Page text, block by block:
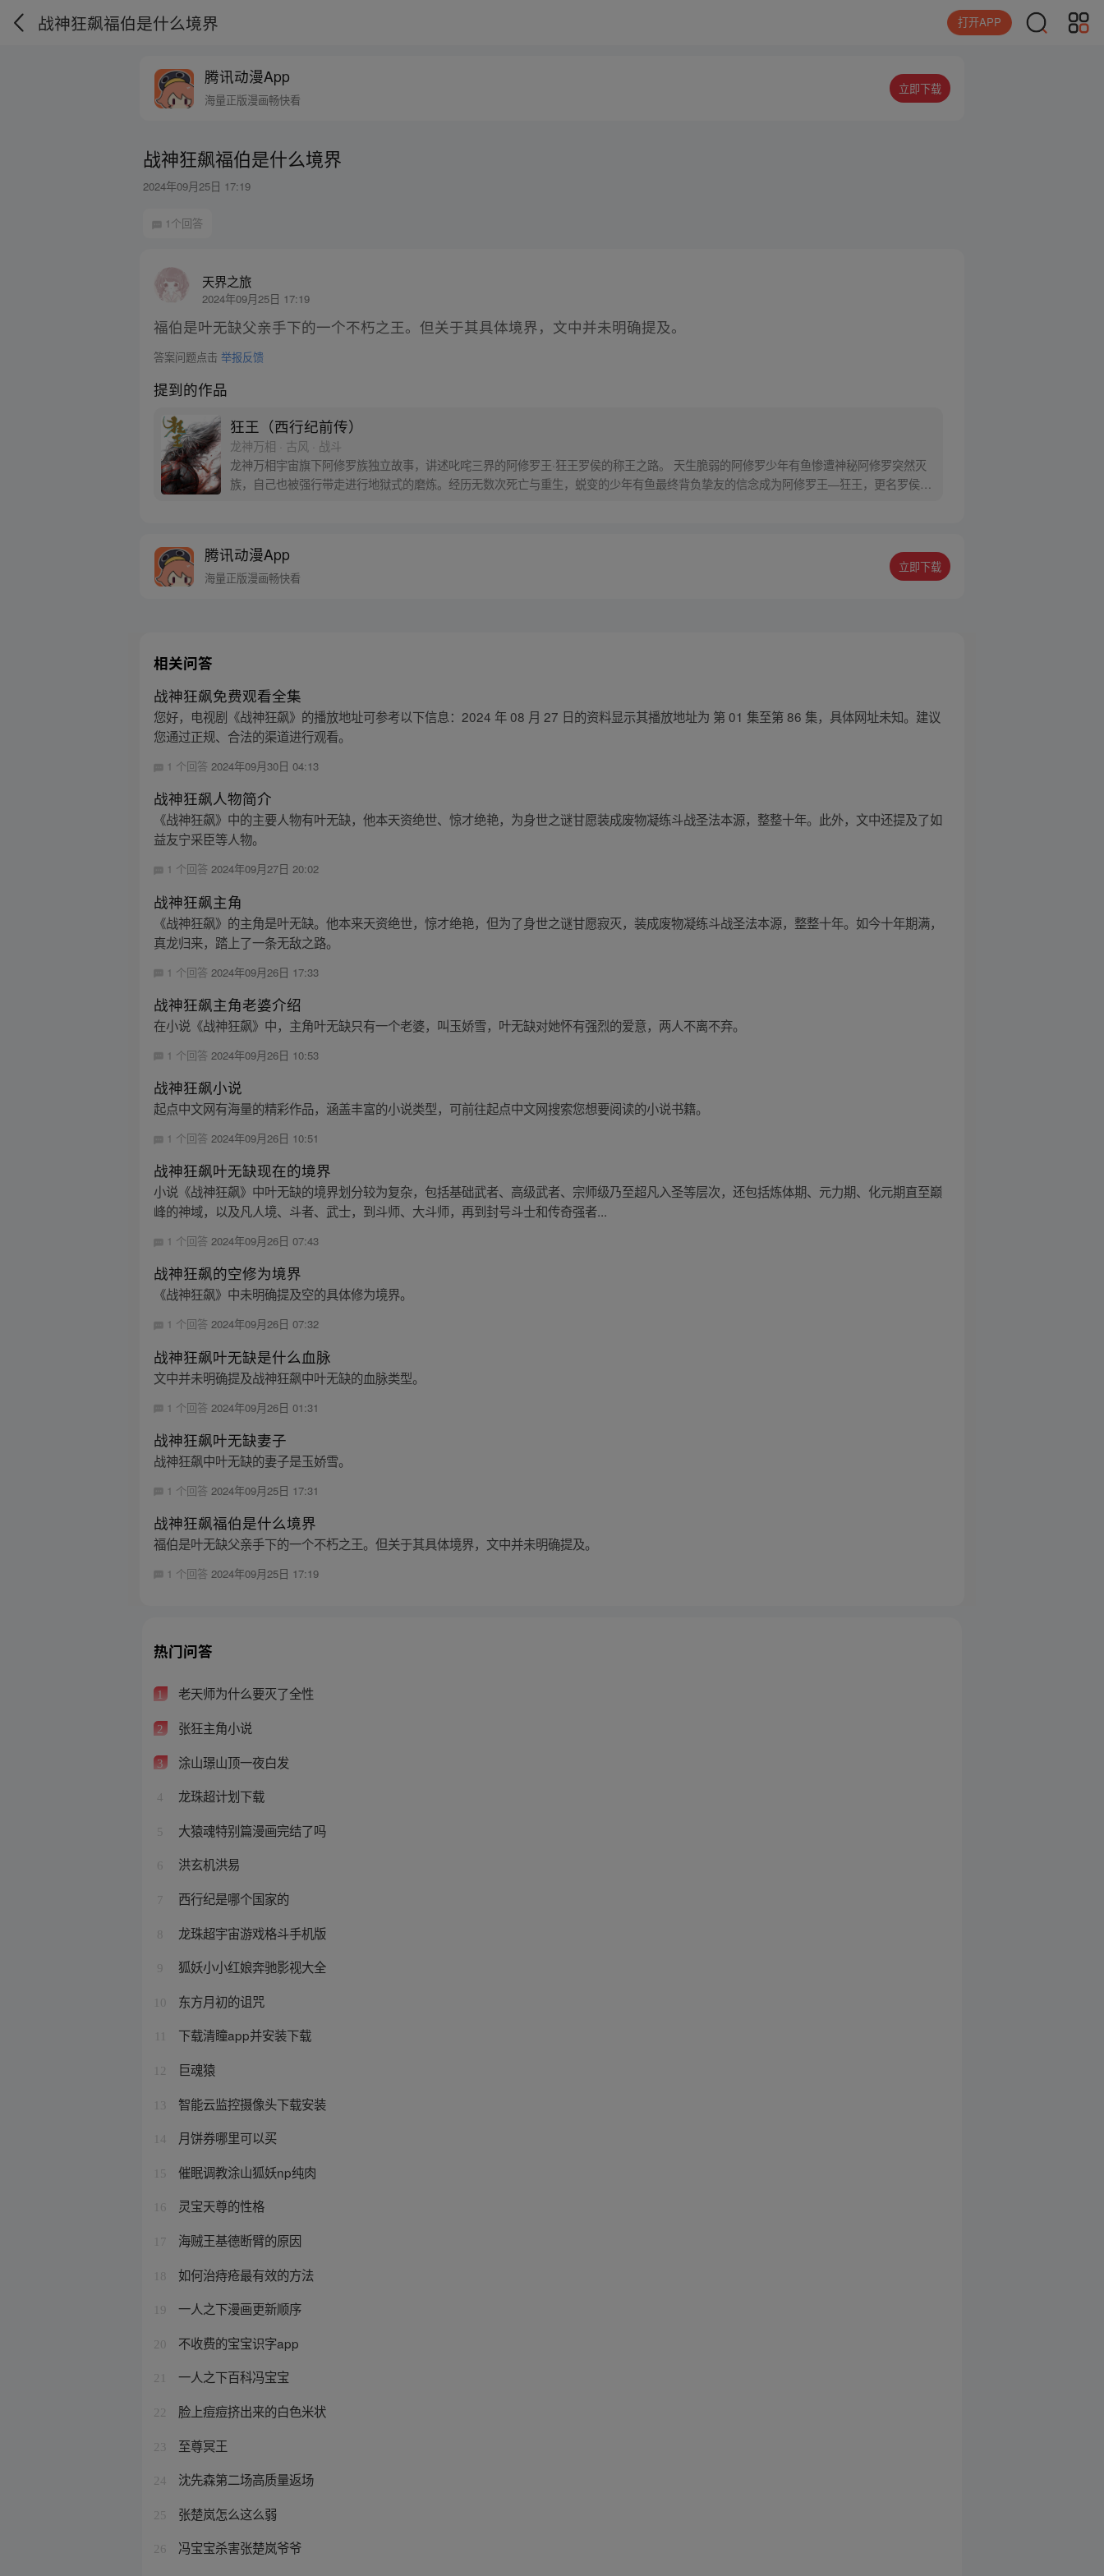
战神狂飙福伯是什么境界 打开APP
腾讯动漫App
海量正版漫画畅快看
立即下载
战神狂飙福伯是什么境界
2024年09月25日 17:19
1个回答
天界之旅
2024年09月25日 17:19
福伯是叶无缺父亲手下的一个不朽之王。但关于其具体境界，文中并未明确提及。
答案问题点击举报反馈
提到的作品
狂王（西行纪前传）
龙神万相 · 古风 · 战斗
龙神万相宇宙旗下阿修罗族独立故事，讲述叱咤三界的阿修罗王·狂王罗侯的称王之路。 天生脆弱的阿修罗少年有鱼惨遭神秘阿修罗突然灭
族，自己也被强行带走进行地狱式的磨炼。经历无数次死亡与重生，蜕变的少年有鱼最终背负挚友的信念成为阿修罗王—狂王，更名罗侯。
腾讯动漫App
海量正版漫画畅快看
立即下载
相关问答
战神狂飙免费观看全集
您好，电视剧《战神狂飙》的播放地址可参考以下信息：2024 年 08 月 27 日的资料显示其播放地址为 第 01 集至第 86 集，具体网址未知。建议
您通过正规、合法的渠道进行观看。
1 个回答2024年09月30日 04:13
战神狂飙人物简介
《战神狂飙》中的主要人物有叶无缺，他本天资绝世、惊才绝艳，为身世之谜甘愿装成废物凝练斗战圣法本源，整整十年。此外，文中还提及了如
益友宁采臣等人物。
1 个回答2024年09月27日 20:02
战神狂飙主角
《战神狂飙》的主角是叶无缺。他本来天资绝世，惊才绝艳，但为了身世之谜甘愿寂灭，装成废物凝练斗战圣法本源，整整十年。如今十年期满，
真龙归来，踏上了一条无敌之路。
1 个回答 2024年09月26日 17:33
战神狂飙主角老婆介绍
在小说《战神狂飙》中，主角叶无缺只有一个老婆，叫玉娇雪，叶无缺对她怀有强烈的爱意，两人不离不弃。
1 个回答 2024年09月26日 10:53
战神狂飙小说
起点中文网有海量的精彩作品，涵盖丰富的小说类型，可前往起点中文网搜索您想要阅读的小说书籍。
1 个回答2024年09月26日 10:51
战神狂飙叶无缺现在的境界
小说《战神狂飙》中叶无缺的境界划分较为复杂，包括基础武者、高级武者、宗师级乃至超凡入圣等层次，还包括炼体期、元力期、化元期直至巅
峰的神域，以及凡人境、斗者、武士，到斗师、大斗师，再到封号斗士和传奇强者...
1 个回答2024年09月26日 07:43
战神狂飙的空修为境界
《战神狂飙》中未明确提及空的具体修为境界。
1 个回答2024年09月26日 07:32
战神狂飙叶无缺是什么血脉
文中并未明确提及战神狂飙中叶无缺的血脉类型。
1 个回答 2024年09月26日 01:31
战神狂飙叶无缺妻子
战神狂飙中叶无缺的妻子是玉娇雪。
1 个回答 2024年09月25日 17:31
战神狂飙福伯是什么境界
福伯是叶无缺父亲手下的一个不朽之王。但关于其具体境界，文中并未明确提及。
1 个回答2024年09月25日 17:19
热门问答
1 老天师为什么要灭了全性
2 张狂主角小说
3 涂山璟山顶一夜白发
4 龙珠超计划下载
5 大猿魂特别篇漫画完结了吗
6 洪玄机洪易
7 西行纪是哪个国家的
8 龙珠超宇宙游戏格斗手机版
9 狐妖小小红娘奔驰影视大全
10 东方月初的诅咒
下载清瞳app并安装下载
12 巨魂猿
13 智能云监控摄像头下载安装
14 月饼券哪里可以买
15 催眠调教涂山狐妖np纯肉
16 灵宝天尊的性格
17 海贼王基德断臂的原因
18 如何治痔疮最有效的方法
19 一人之下漫画更新顺序
20 不收费的宝宝识字app
21 一人之下百科冯宝宝
22 脸上痘痘挤出来的白色米状
23 至尊冥王
24 沈先森第二场高质量返场
25 张楚岚怎么这么弱
26 冯宝宝杀害张楚岚爷爷